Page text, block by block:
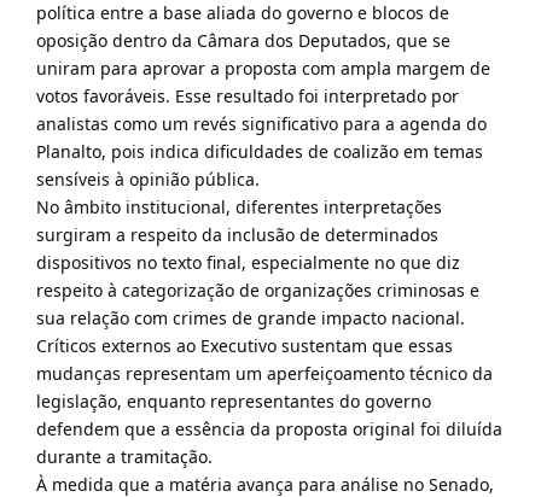
política entre a base aliada do governo e blocos de
oposição dentro da Câmara dos Deputados, que se
uniram para aprovar a proposta com ampla margem de
votos favoráveis. Esse resultado foi interpretado por
analistas como um revés significativo para a agenda do
Planalto, pois indica dificuldades de coalizão em temas
sensíveis à opinião pública.
No âmbito institucional, diferentes interpretações
surgiram a respeito da inclusão de determinados
dispositivos no texto final, especialmente no que diz
respeito à categorização de organizações criminosas e
sua relação com crimes de grande impacto nacional.
Críticos externos ao Executivo sustentam que essas
mudanças representam um aperfeiçoamento técnico da
legislação, enquanto representantes do governo
defendem que a essência da proposta original foi diluída
durante a tramitação.
À medida que a matéria avança para análise no Senado,